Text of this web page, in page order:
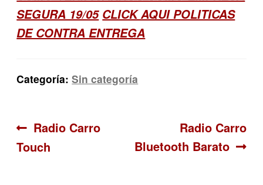
SEGURA 19/05 CLICK AQUI POLITICAS
DE CONTRA ENTREGA
Categoría:Sin categoría
Navegación
de
Anterior:
Radio Carro
Touch
Siguiente:
Radio Carro
Bluetooth Barato